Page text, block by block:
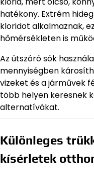
hatékony. Extrém
kloridot alkalmaznak,
hőmérsékleten is
Az útszóró sók
mennyiségben
vizeket és a járművek
több helyen keresnek
alternatívákat.
Különleges
kísérletek